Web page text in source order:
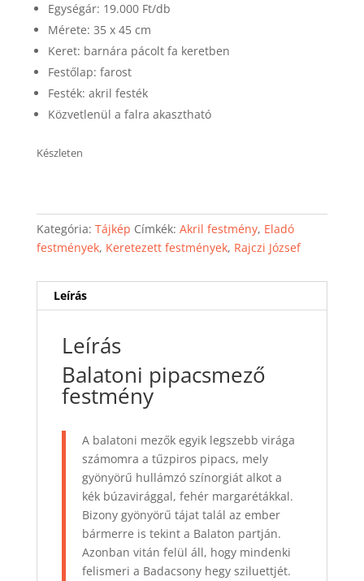
Egységár: 19.000 Ft/db
Mérete: 35 x 45 cm
Keret: barnára pácolt fa keretben
Festőlap: farost
Festék: akril festék
Közvetlenül a falra akasztható
Készleten
Kategória: Tájkép Címkék: Akril festmény, Eladó
festmények, Keretezett festmények, Rajczi József
Leírás
Leírás
Balatoni pipacsmező
festmény
A balatoni mezők egyik legszebb virága
számomra a tűzpiros pipacs, mely
gyönyörű hullámzó színorgiát alkot a
kék búzavirággal, fehér margarétákkal.
Bizony gyönyörű tájat talál az ember
bármerre is tekint a Balaton partján.
Azonban vitán felül áll, hogy mindenki
felismeri a Badacsony hegy sziluettjét.